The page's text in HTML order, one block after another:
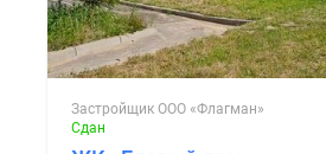
Застройщик ООО «Флагман»
Сдан